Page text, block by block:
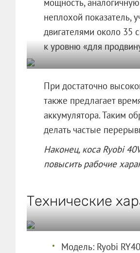
неплохой показатель,
двигателями около 35
к уровню «для
При достаточно
также предлагает
аккумулятора. Таким
делать частые
Наконец, коса Ryobi
повысить рабочие
Технические
Модель: Ryobi